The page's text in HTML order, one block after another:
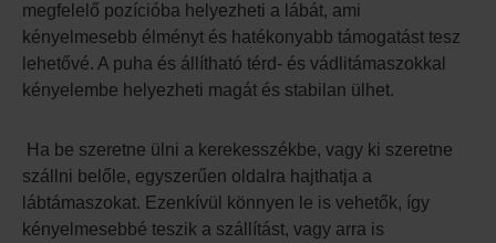
megfelelő pozícióba helyezheti a lábát, ami
kényelmesebb élményt és hatékonyabb támogatást tesz
lehetővé. A puha és állítható térd- és vádlitámaszokkal
kényelembe helyezheti magát és stabilan ülhet.
Ha be szeretne ülni a kerekesszékbe, vagy ki szeretne
szállni belőle, egyszerűen oldalra hajthatja a
lábtámaszokat. Ezenkívül könnyen le is vehetők, így
kényelmesebbé teszik a szállítást, vagy arra is